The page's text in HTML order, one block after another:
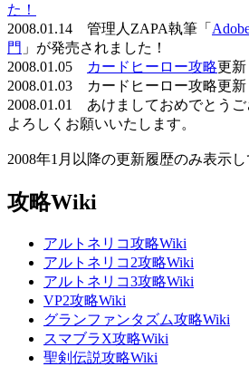
た！
2008.01.14 管理人ZAPA執筆「
門 」が発売されました！
2008.01.05
カードヒーロー攻略更新
2008.01.03 カードヒーロー攻略更新
2008.01.01 あけましておめでとう
よろしくお願いいたします。
2008年1月以降の更新履歴のみ表示し
攻略Wiki
アルトネリコ攻略Wiki
アルトネリコ2攻略Wiki
アルトネリコ3攻略Wiki
VP2攻略Wiki
グランファンタズム攻略Wiki
スマブラX攻略Wiki
聖剣伝説攻略Wiki